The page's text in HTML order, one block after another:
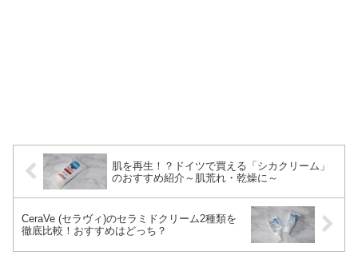
肌を再生！？ドイツで買える「シカクリーム」
のおすすめ紹介～肌荒れ・乾燥に～
CeraVe (セラヴィ)のセラミドクリーム2種類を
徹底比較！おすすめはどっち？